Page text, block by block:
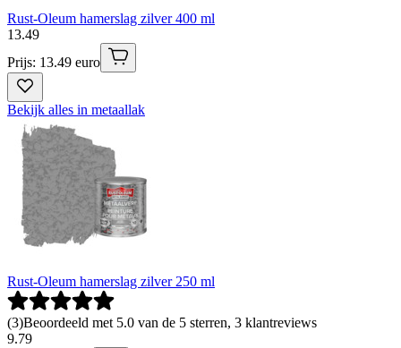
Rust-Oleum hamerslag zilver 400 ml
13.49
Prijs: 13.49 euro
Bekijk alles in metaallak
Rust-Oleum hamerslag zilver 250 ml
(3)Beoordeeld met 5.0 van de 5 sterren, 3 klantreviews
9.79